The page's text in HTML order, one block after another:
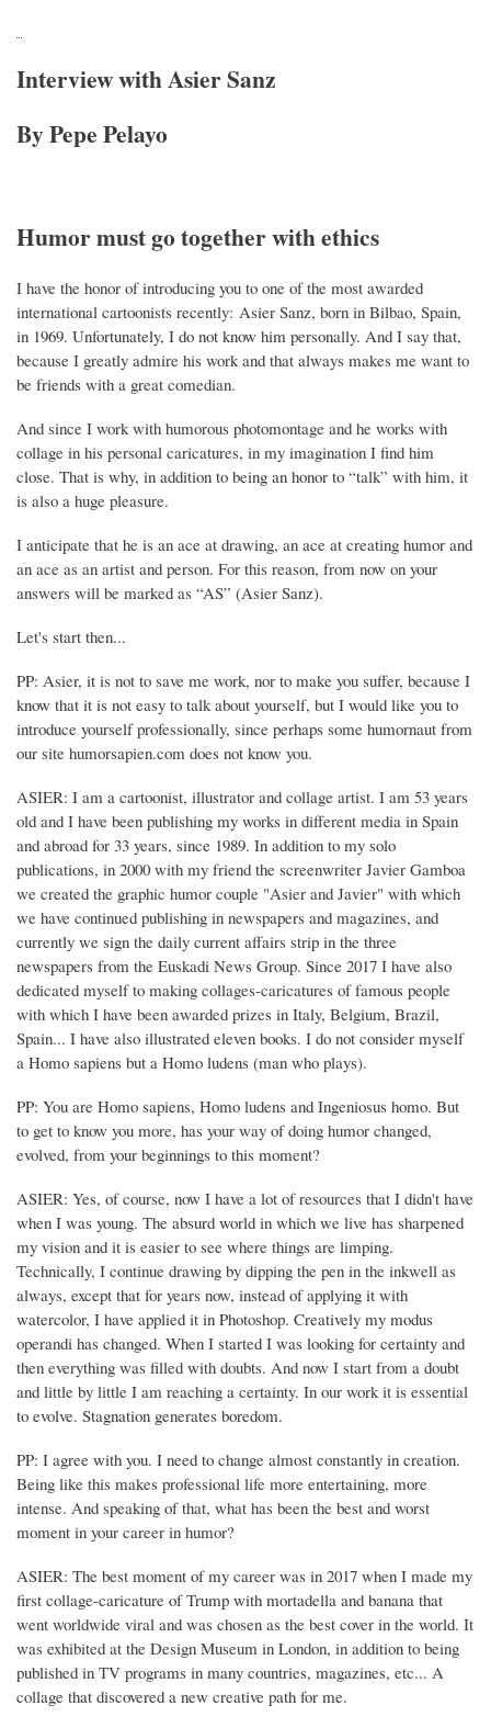
Interview with Asier Sanz
By Pepe Pelayo
Humor must go together with ethics
I have the honor of introducing you to one of the most awarded
international cartoonists recently: Asier Sanz, born in Bilbao, Spain,
in 1969. Unfortunately, I do not know him personally. And I say that,
because I greatly admire his work and that always makes me want to
be friends with a great comedian.
And since I work with humorous photomontage and he works with
collage in his personal caricatures, in my imagination I find him
close. That is why, in addition to being an honor to “talk” with him, it
is also a huge pleasure.
I anticipate that he is an ace at drawing, an ace at creating humor and
an ace as an artist and person. For this reason, from now on your
answers will be marked as “AS” (Asier Sanz).
Let's start then...
PP: Asier, it is not to save me work, nor to make you suffer, because I
know that it is not easy to talk about yourself, but I would like you to
introduce yourself professionally, since perhaps some humornaut from
our site humorsapien.com does not know you.
ASIER: I am a cartoonist, illustrator and collage artist. I am 53 years
old and I have been publishing my works in different media in Spain
and abroad for 33 years, since 1989. In addition to my solo
publications, in 2000 with my friend the screenwriter Javier Gamboa
we created the graphic humor couple "Asier and Javier" with which
we have continued publishing in newspapers and magazines, and
currently we sign the daily current affairs strip in the three
newspapers from the Euskadi News Group. Since 2017 I have also
dedicated myself to making collages-caricatures of famous people
with which I have been awarded prizes in Italy, Belgium, Brazil,
Spain... I have also illustrated eleven books. I do not consider myself
a Homo sapiens but a Homo ludens (man who plays).
PP: You are Homo sapiens, Homo ludens and Ingeniosus homo. But
to get to know you more, has your way of doing humor changed,
evolved, from your beginnings to this moment?
ASIER: Yes, of course, now I have a lot of resources that I didn't have
when I was young. The absurd world in which we live has sharpened
my vision and it is easier to see where things are limping.
Technically, I continue drawing by dipping the pen in the inkwell as
always, except that for years now, instead of applying it with
watercolor, I have applied it in Photoshop. Creatively my modus
operandi has changed. When I started I was looking for certainty and
then everything was filled with doubts. And now I start from a doubt
and little by little I am reaching a certainty. In our work it is essential
to evolve. Stagnation generates boredom.
PP: I agree with you. I need to change almost constantly in creation.
Being like this makes professional life more entertaining, more
intense. And speaking of that, what has been the best and worst
moment in your career in humor?
ASIER: The best moment of my career was in 2017 when I made my
first collage-caricature of Trump with mortadella and banana that
went worldwide viral and was chosen as the best cover in the world. It
was exhibited at the Design Museum in London, in addition to being
published in TV programs in many countries, magazines, etc... A
collage that discovered a new creative path for me.